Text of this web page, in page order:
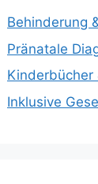
Behinderung
Pränatale
Kinderbücher
Inklusive